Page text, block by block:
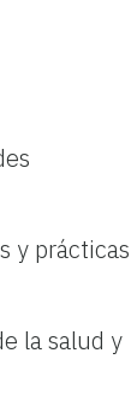
y prácticas
la salud y